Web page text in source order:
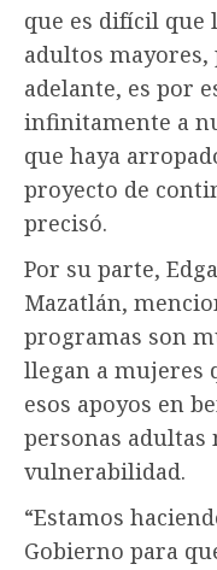
que es difícil que
adultos
adelante, es por
infinitamente a
que haya
proyecto de
precisó.
Por su parte,
Mazatlán,
programas son
llegan a mujeres
esos apoyos en
personas adultas
vulnerabilidad.
“Estamos
Gobierno para